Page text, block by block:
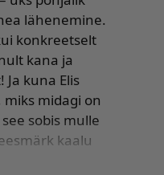
lähenemine.
konkreetselt
kana ja
kuna Elis
midagi on
sobis mulle
kaalu